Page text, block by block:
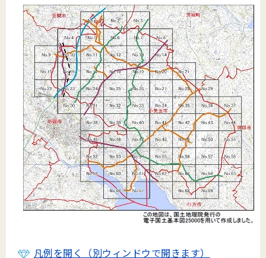
凡例を開く（別ウィンドウで開きます）